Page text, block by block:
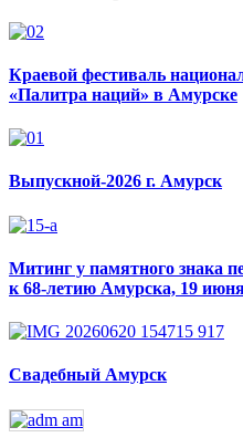
Краевой фестиваль
«Палитра наций» в Амурске
Выпускной-2026 г. Амурск
Митинг у памятного знака
к 68-летию Амурска, 19
Свадебный Амурск